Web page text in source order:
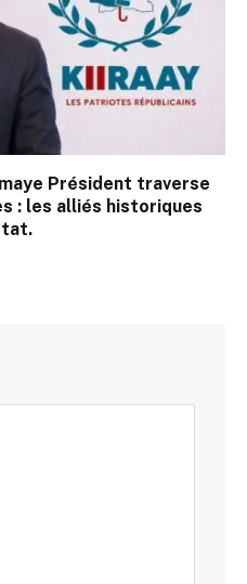
Président traverse
: les alliés historiques